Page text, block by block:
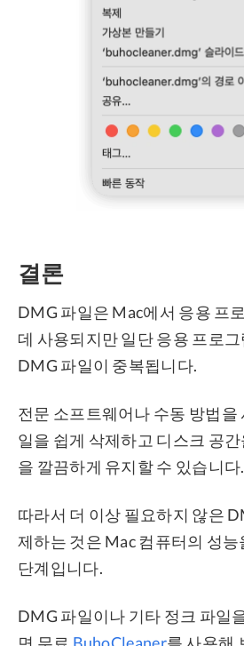
결론
DMG 파일은 Mac에서 응용 프
데 사용되지만 일단 응용 프로
DMG 파일이 중복됩니다.
전문 소프트웨어나 수동 방법을
일을 쉽게 삭제하고 디스크 공
을 깔끔하게 유지할 수 있습니다.
따라서 더 이상 필요하지 않은
제하는 것은 Mac 컴퓨터의 성
단계입니다.
DMG 파일이나 기타 정크 파일